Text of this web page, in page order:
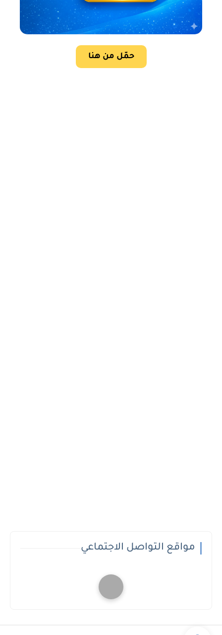
حمّل من هنا
مواقع التواصل الاجتماعي